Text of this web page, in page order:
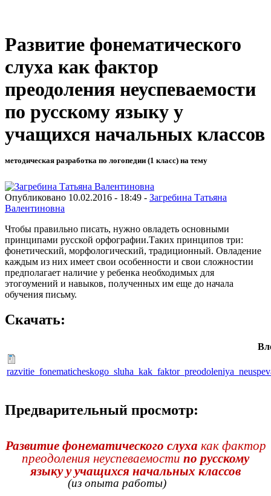
Развитие фонематического
слуха как фактор
преодоления неуспеваемости
по русскому языку у
учащихся начальных классов
методическая разработка по логопедии (1 класс) на тему
Опубликовано 10.02.2016 - 18:49 - Загребина Татьяна
Валентиновна
Чтобы правильно писать, нужно овладеть основными
принципами русской орфографии.Таких принципов три:
фонетический, морфологический, традиционный. Овладение
каждым из них имеет свои особенности и свои сложностии
предполагает наличие у ребенка необходимых для
этогоумений и навыков, полученных им еще до начала
обучения письму.
Скачать:
Предварительный просмотр:
Развитие фонематического слуха как фактор
преодоления неуспеваемостипо русскому
языку у учащихся начальных классов
(из опыта работы)